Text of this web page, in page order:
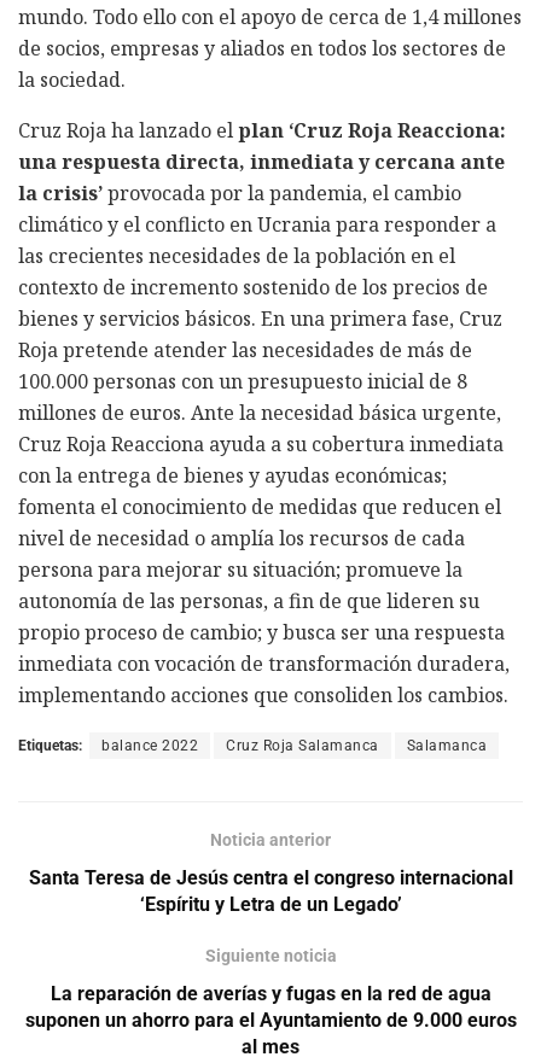
mundo. Todo ello con el apoyo de cerca de 1,4 millones
de socios, empresas y aliados en todos los sectores de
la sociedad.
Cruz Roja ha lanzado elplan ‘Cruz Roja Reacciona:
una respuesta directa, inmediata y cercana ante
la crisis’provocada por la pandemia, el cambio
climático y el conflicto en Ucrania para responder a
las crecientes necesidades de la población en el
contexto de incremento sostenido de los precios de
bienes y servicios básicos. En una primera fase, Cruz
Roja pretende atender las necesidades de más de
100.000 personas con un presupuesto inicial de 8
millones de euros. Ante la necesidad básica urgente,
Cruz Roja Reacciona ayuda a su cobertura inmediata
con la entrega de bienes y ayudas económicas;
fomenta el conocimiento de medidas que reducen el
nivel de necesidad o amplía los recursos de cada
persona para mejorar su situación; promueve la
autonomía de las personas, a fin de que lideren su
propio proceso de cambio; y busca ser una respuesta
inmediata con vocación de transformación duradera,
implementando acciones que consoliden los cambios.
Etiquetas: balance 2022 Cruz Roja Salamanca Salamanca
Noticia anterior
Santa Teresa de Jesús centra el congreso internacional
‘Espíritu y Letra de un Legado’
Siguiente noticia
La reparación de averías y fugas en la red de agua
suponen un ahorro para el Ayuntamiento de 9.000 euros
al mes